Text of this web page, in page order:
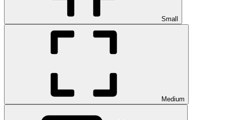
Small
Medium